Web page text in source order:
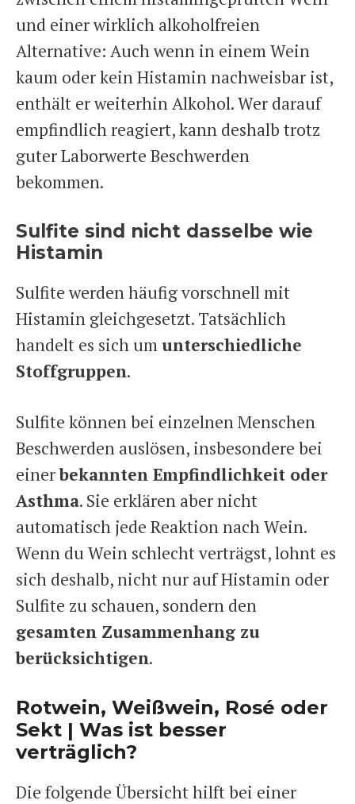
und einer wirklich alkoholfreien
Alternative: Auch wenn in einem Wein
kaum oder kein Histamin nachweisbar ist,
enthält er weiterhin Alkohol. Wer darauf
empfindlich reagiert, kann deshalb trotz
guter Laborwerte Beschwerden
bekommen.
Sulfite sind nicht dasselbe wie
Histamin
Sulfite werden häufig vorschnell mit
Histamin gleichgesetzt. Tatsächlich
handelt es sich umunterschiedliche
Stoffgruppen.
Sulfite können bei einzelnen Menschen
Beschwerden auslösen, insbesondere bei
einerbekannten Empfindlichkeit oder
Asthma. Sie erklären aber nicht
automatisch jede Reaktion nach Wein.
Wenn du Wein schlecht verträgst, lohnt es
sich deshalb, nicht nur auf Histamin oder
Sulfite zu schauen, sondern den
gesamten Zusammenhang zu
berücksichtigen.
Rotwein, Weißwein, Rosé oder
Sekt | Was ist besser
verträglich?
Die folgende Übersicht hilft bei einer